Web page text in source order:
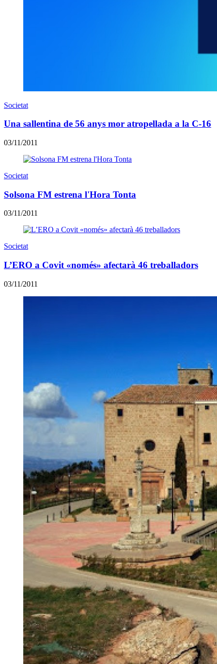
Societat
Una sallentina de 56 anys mor atropellada a la C-16
03/11/2011
Societat
Solsona FM estrena l'Hora Tonta
03/11/2011
Societat
L’ERO a Covit «només» afectarà 46 treballadors
03/11/2011